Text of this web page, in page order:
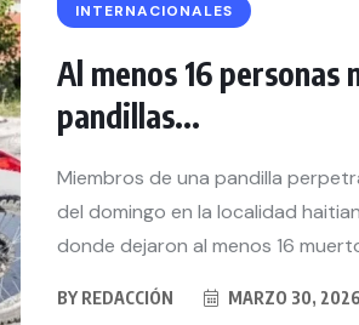
INTERNACIONALES
Al menos 16 personas
pandillas...
Miembros de una pandilla
del domingo en la localidad
donde dejaron al menos 16
BY REDACCIÓN MARZO 30, 2026